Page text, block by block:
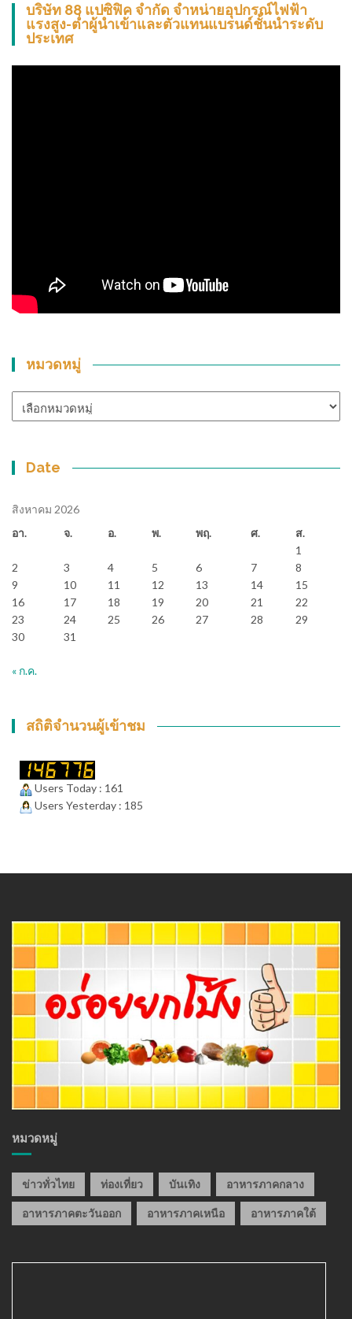
บริษัท 88 แปซิฟิค จำกัด จำหน่ายอุปกรณ์ไฟฟ้า
แรงสูง-ต่ำผู้นำเข้าและตัวแทนแบรนด์ชั้นนำระดับ
ประเทศ
หมวดหมู่
หมู่
Date
สิงหาคม 2026
อา.
จ. อ. พ. พฤ. ศ.
ส.
1
2
3 4 5 6 7
8
9
10 11 12 13 14
15
16
17 18 19 20 21
22
23
24 25 26 27 28
29
30
31
« ก.ค.
สถิติจำนวนผู้เข้าชม
Users Today : 161
Users Yesterday : 185
หมวดหมู่
ข่าวทั่วไทย ท่องเที่ยว บันเทิง อาหารภาคกลาง
อาหารภาคตะวันออก อาหารภาคเหนือ อาหารภาคใต้